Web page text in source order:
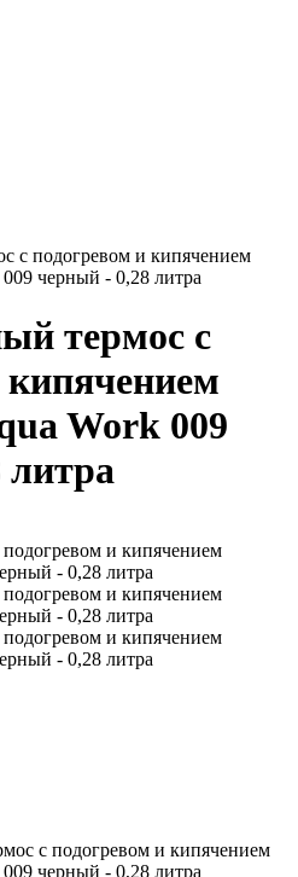
с подогревом и кипячением
черный - 0,28 литра
термос с
кипячением
Work 009